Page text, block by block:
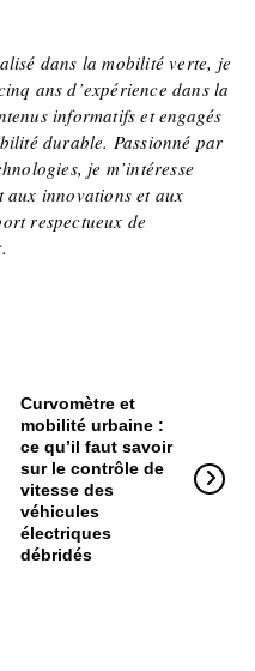
dans la mobilité verte, je
ans d’expérience dans la
informatifs et engagés
durable. Passionné par
je m’intéresse
aux innovations et aux
respectueux de
Curvomètre et
mobilité urbaine :
ce qu’il faut savoir
sur le contrôle de
vitesse des
véhicules
électriques
débridés